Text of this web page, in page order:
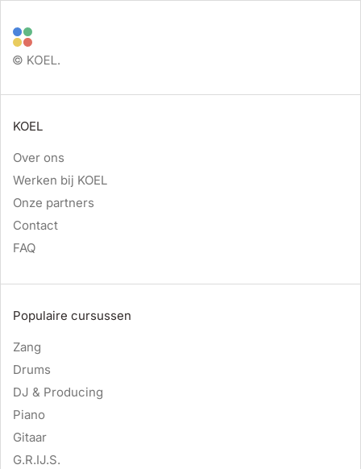
KOEL
Over ons
Werken bij KOEL
Onze partners
Contact
FAQ
Populaire cursussen
Zang
Drums
DJ & Producing
Piano
Gitaar
G.R.IJ.S.